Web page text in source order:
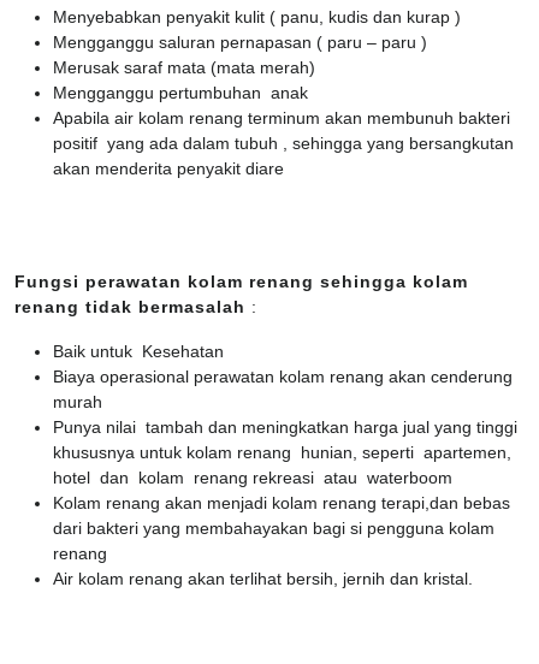
Menyebabkan penyakit kulit ( panu, kudis dan kurap )
Mengganggu saluran pernapasan ( paru – paru )
Merusak saraf mata (mata merah)
Mengganggu pertumbuhan anak
Apabila air kolam renang terminum akan membunuh bakteri
positif yang ada dalam tubuh , sehingga yang bersangkutan
akan menderita penyakit diare
Fungsi perawatan kolam renang sehingga kolam
renang tidak bermasalah :
Baik untuk Kesehatan
Biaya operasional perawatan kolam renang akan cenderung
murah
Punya nilai tambah dan meningkatkan harga jual yang tinggi
khususnya untuk kolam renang hunian, seperti apartemen,
hotel dan kolam renang rekreasi atau waterboom
Kolam renang akan menjadi kolam renang terapi,dan bebas
dari bakteri yang membahayakan bagi si pengguna kolam
renang
Air kolam renang akan terlihat bersih, jernih dan kristal.